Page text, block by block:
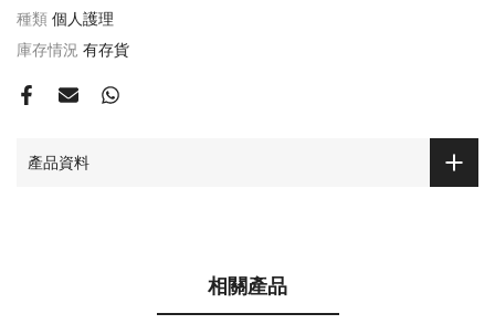
種類 個人護理
庫存情況 有存貨
產品資料
相關產品